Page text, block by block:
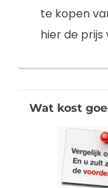
te kopen
hier de prijs
Wat kost